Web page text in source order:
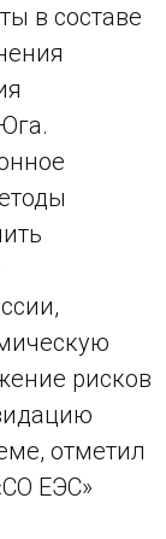
в составе
рисков
отметил
ЕЭС»